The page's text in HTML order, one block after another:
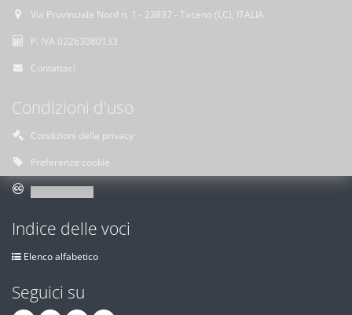
Via Provinciale Nord n. 1 - 23837 - Taceno (LC), ITALIA
P. IVA 02263080133
Contattaci
Condizioni d'uso
Condizioni della privacy
Preferenze cookie
Indice delle voci
Elenco alfabetico
Seguici su